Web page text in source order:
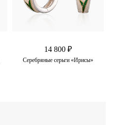
14 800 ₽
Серебряные серьги «Ирисы»